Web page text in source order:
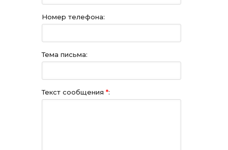
Номер телефона:
Тема письма:
Текст сообщения *: